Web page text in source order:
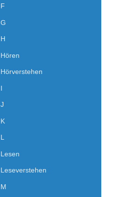
F
G
H
Hören
Hörverstehen
I
J
K
L
Lesen
Leseverstehen
M